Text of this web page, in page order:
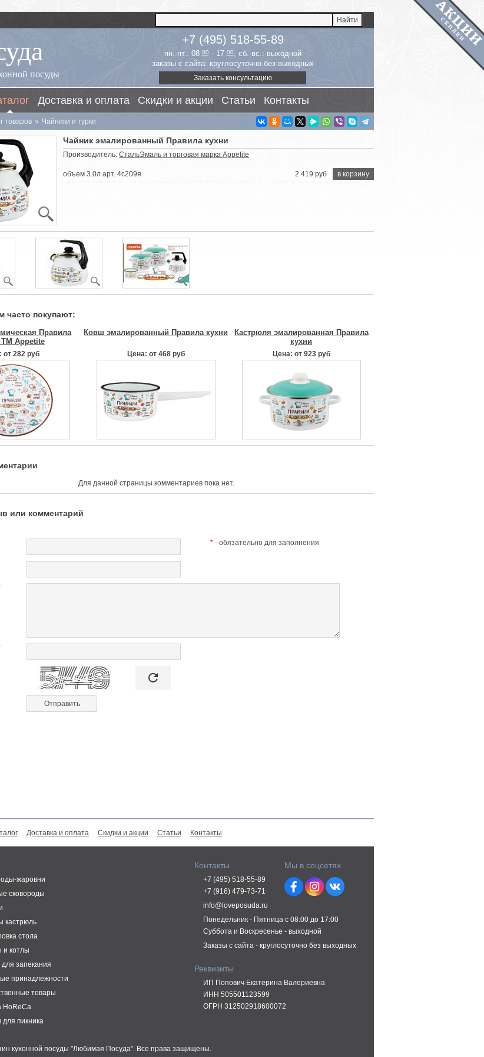
посуды
+7 (495) 518-55-89
пн.-пт.: 0800- 1700, сб.-вс.: выходной
заказы с сайта: круглосуточно без выходных
Заказать консультацию
Доставка и оплата Скидки и акции Статьи Контакты
товаров » Чайники и турки
Чайник эмалированный Правила кухни
Производитель: СтальЭмаль и торговая марка Appetite
объем 3.0л арт. 4с209я в корзину
2 419 руб
часто покупают:
Правила
TM Appetite
от 282 руб
Ковш эмалированный Правила кухни
Цена: от 468 руб
Кастрюля эмалированная Правила
кухни
Цена: от 923 руб
Для данной страницы комментариев пока нет.
или комментарий
* - обязательно для заполнения
 refresh
Доставка и оплата Скидки и акции Статьи Контакты
жаровни
сковороды
кастрюль
стола
и котлы
запекания
принадлежности
товары
HoReCa
для пикника
Контакты
+7 (495) 518-55-89
+7 (916) 479-73-71
info@loveposuda.ru
Понедельник - Пятница с 08:00 до 17:00
Суббота и Воскресенье - выходной
Заказы с сайта - круглосуточно без выходных
Реквизиты
ИП Попович Екатерина Валериевна
ИНН 505501123599
ОГРН 312502918600072
Мы в соцсетях
кухонной посуды "Любимая Посуда". Все права защищены.